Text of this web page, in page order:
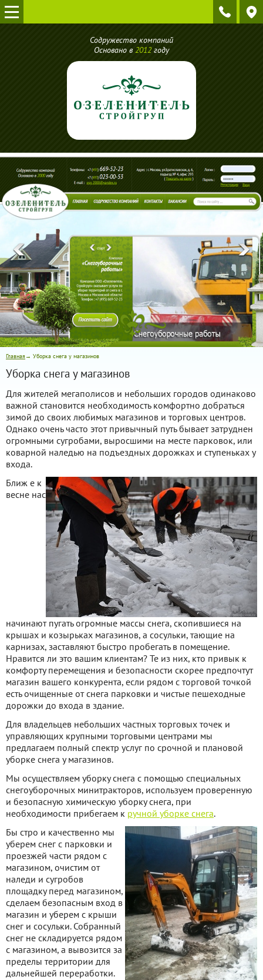
Содружество компаний
Основано в 2012году
Главная → Уборка снега у магазинов
Уборка снега у магазинов
Для жителей мегаполисов и небольших городов одинаково
важной становится необходимость комфортно добраться
зимой до своих любимых магазинов и торговых центров.
Однако очень часто этот привычный путь бывает затруднен
огромными сугробами, выросшими на месте парковок, или
коварной наледью на подъездных дорожках и ступеньках у
входа.
Ближ е к
весне нас
начинают пугать огромные массы снега, скопившиеся на
крышах и козырьках магазинов, а сосульки, тающие на
карнизах, заставляют быстро пробегать в помещение.
Нравится ли это вашим клиентам? Те из них, кто привык к
комфорту перемещения и безопасности скорее предпочтут
магазин вашего конкурента, если рядом с торговой точкой
есть очищенные от снега парковки и чистые пешеходные
дорожки до входа в здание.
Для владельцев небольших частных торговых точек и
управляющих крупными торговыми центрами мы
предлагаем полный спектр услуг по срочной и плановой
уборке снега у магазинов.
Мы осуществляем уборку снега с помощью специальных
снегоуборочных минитракторов, используем проверенную
и безопасную химическую уборку снега, при
необходимости прибегаем к ручной уборке снега.
Бы стро и качественно мы
уберем снег с парковки и
проезжей части рядом с
магазином, очистим от
наледи и сугробов
площадку перед магазином,
сделаем безопасным вход в
магазин и уберем с крыши
снег и сосульки. Собранный
снег не складируется рядом
с магазином, а вывозится за
пределы территории для
дальнейшей переработки.